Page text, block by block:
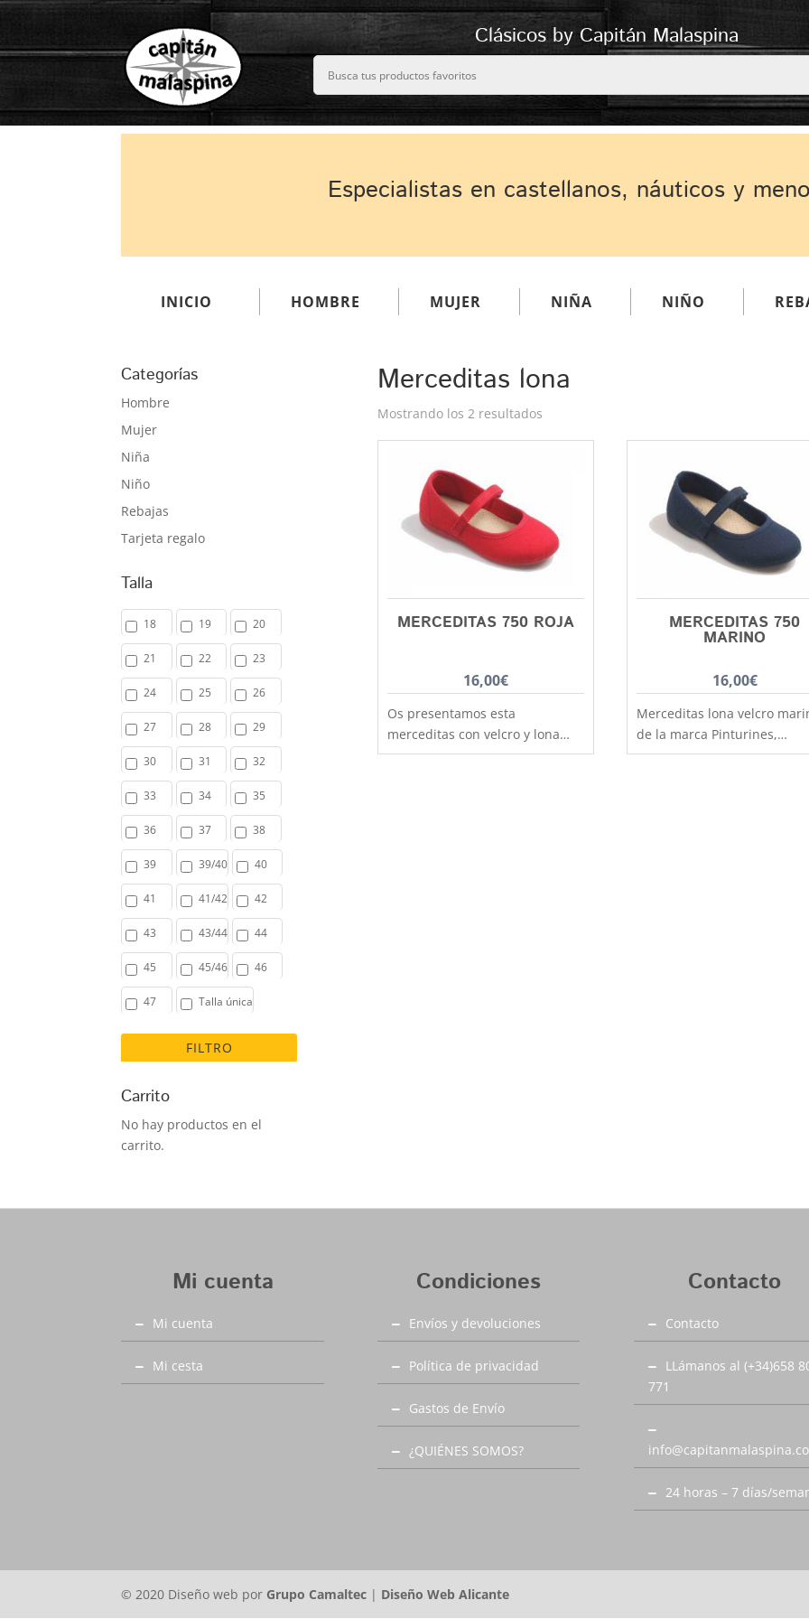
Clásicos by Capitán Malaspina
Especialistas en castellanos, náuticos y
INICIO HOMBRE MUJER NIÑA NIÑO
Merceditas lona
Mostrando los 2 resultadosOrdenado
MERCEDITAS 750 ROJA
16,00€
Os presentamos esta
merceditas con velcro y lona
roja de la marca Pinturines,
MERCEDITAS 750
MARINO
16,00€
Merceditas lona velcro
de la marca Pinturines,
fabricación 100% nacional
Categorías
Hombre
Mujer
Niña
Niño
Rebajas
Tarjeta regalo
Talla
18 19 20
21 22 23
24 25 26
27 28 29
30 31 32
33 34 35
36 37 38
39 39/40 40
41 41/42 42
43 43/44 44
45 45/46 46
47 Talla única
FILTRO
Carrito
No hay productos en el
carrito.
Mi cuenta
Mi cuenta
Mi cesta
Condiciones
Envíos y devoluciones
Política de privacidad
Gastos de Envío
¿QUIÉNES SOMOS?
Contacto
Contacto
LLámanos al (+34)658
771
24 horas – 7 días/
© 2020 Diseño web por Grupo Camaltec | Diseño Web Alicante